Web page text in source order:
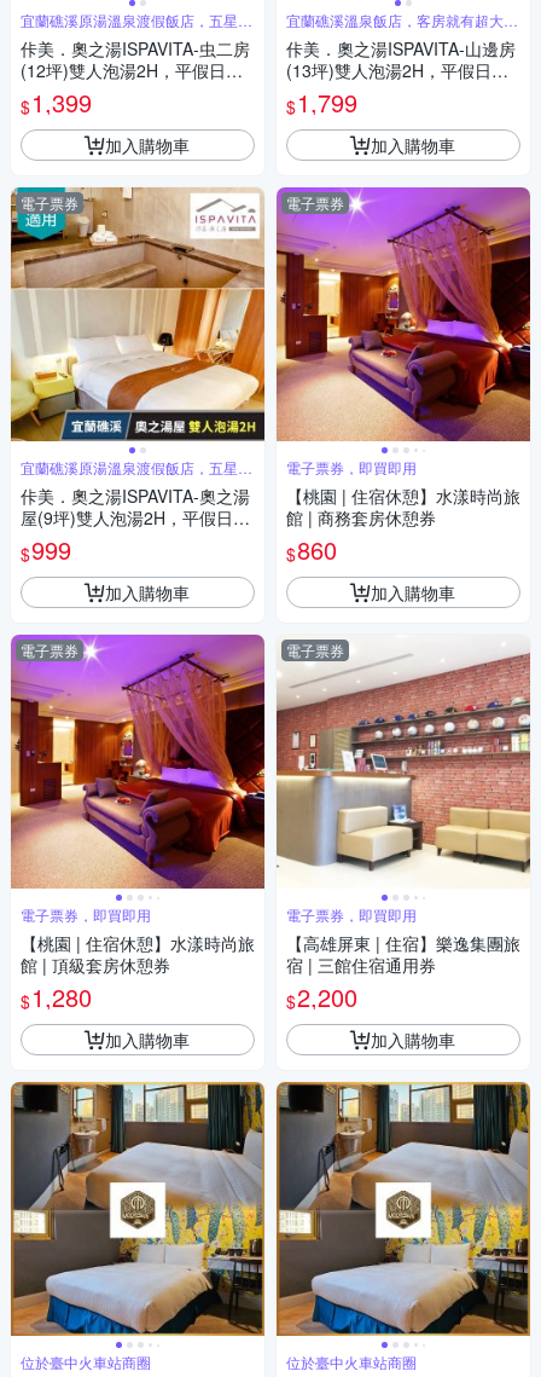
宜蘭礁溪原湯溫泉渡假飯店，五星級
的享受
佧美．奧之湯ISPAVITA-虫二房
(12坪)雙人泡湯2H，平假日皆
可用 享樂券(U)
$1,399
加入購物車
電子票券
宜蘭礁溪原湯溫泉渡假飯店，五星級
的享受
佧美．奧之湯ISPAVITA-奧之湯
屋(9坪)雙人泡湯2H，平假日皆
可用 享樂券(U)
$999
加入購物車
電子票券
電子票券，即買即用
【桃園 | 住宿休憩】水漾時尚旅
館 | 頂級套房休憩券
$1,280
加入購物車
位於臺中火車站商圈
宜蘭礁溪溫泉飯店，客房就有超大浴
池享受
佧美．奧之湯ISPAVITA-山邊房
(13坪)雙人泡湯2H，平假日皆
可用 享樂券(U)
$1,799
加入購物車
電子票券
電子票券，即買即用
【桃園 | 住宿休憩】水漾時尚旅
館 | 商務套房休憩券
$860
加入購物車
電子票券
電子票券，即買即用
【高雄屏東 | 住宿】樂逸集團旅
宿 | 三館住宿通用券
$2,200
加入購物車
位於臺中火車站商圈